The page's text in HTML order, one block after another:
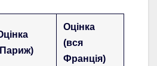
Оцінка
(вся
Франція)